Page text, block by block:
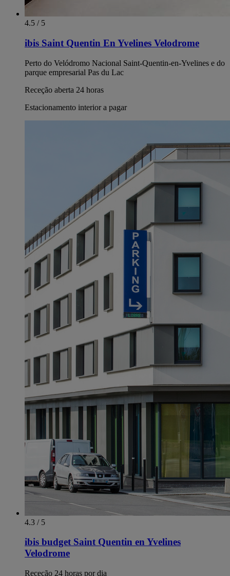
4.5 / 5
ibis Saint Quentin En Yvelines Velodrome
Perto do Velódromo Nacional Saint-Quentin-en-Yvelines e do
parque empresarial Pas du Lac
Receção aberta 24 horas
Estacionamento interior a pagar
4.3 / 5
ibis budget Saint Quentin en Yvelines
Velodrome
Receção 24 horas por dia